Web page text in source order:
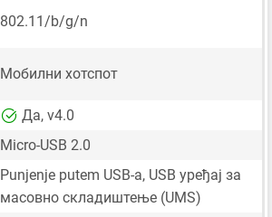
802.11/b/g/n
Мобилни хотспот
Да, v4.0
Micro-USB 2.0
Punjenje putem USB-a, USB уређај за
масовно складиштење (UMS)